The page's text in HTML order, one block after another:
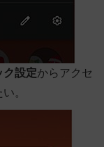
ク設定からアクセ
。